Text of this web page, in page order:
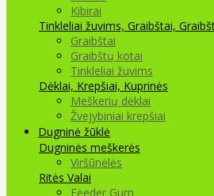
Kibirai
Tinkleliai žuvims, Graibštai,
Graibštai
Graibštų kotai
Tinkleliai žuvims
Dėklai, Krepšiai, Kuprinės
Meškerių dėklai
Žvejybiniai krepšiai
Dugninė žūklė
Dugninės meškerės
Viršūnėlės
Ritės Valai
Feeder Gum